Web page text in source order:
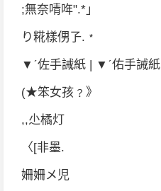
;無奈啨哖".*」
り糀樣侽孒.﹡
▼ˊ佐手誡紙 | ▼ˊ佑手誡紙
(★笨女孩﹖》
,,尐橘灯
〈[非墨.
姍姍メ児